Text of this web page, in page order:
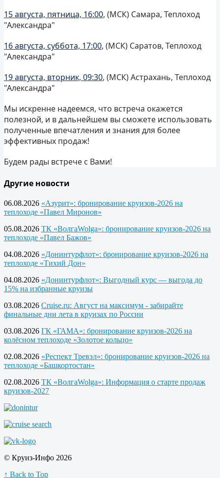
15 августа, пятница, 16:00, (МСК) Самара, Теплоход
"Александра"
16 августа, суббота, 17:00, (МСК) Саратов, Теплоход
"Александра"
19 августа, вторник, 09:30, (МСК) Астрахань, Теплоход
"Александра"
Мы искренне надеемся, что встреча окажется
полезной, и в дальнейшем вы сможете использовать
полученные впечатления и знания для более
эффективных продаж!
Будем рады встрече с Вами!
Другие новости
06.08.2026 «Азурит»: бронирование круизов-2026 на
теплоходе «Павел Миронов»
05.08.2026 ТК «ВолгаWolga»: бронирование круизов-2026 на
теплоходе «Павел Бажов»
04.08.2026 «Донинтурфлот»: бронирование круизов-2026 на
теплоходе «Тихий Дон»
04.08.2026 «Донинтурфлот»: Выгодный курс — выгода до
15% на избранные круизы
03.08.2026 Cruise.ru: Август на максимум - забирайте
финальные дни лета в круизах по России
03.08.2026 ГК «ГАМА»: бронирование круизов-2026 на
колёсном теплоходе «Золотое кольцо»
02.08.2026 «Респект Тревэл»: бронирование круизов-2026 на
теплоходе «Башкортостан»
02.08.2026 ТК «ВолгаWolga»: Информация о старте продаж
круизов-2027
© Круиз-Инфо 2026
↑ Back to Top